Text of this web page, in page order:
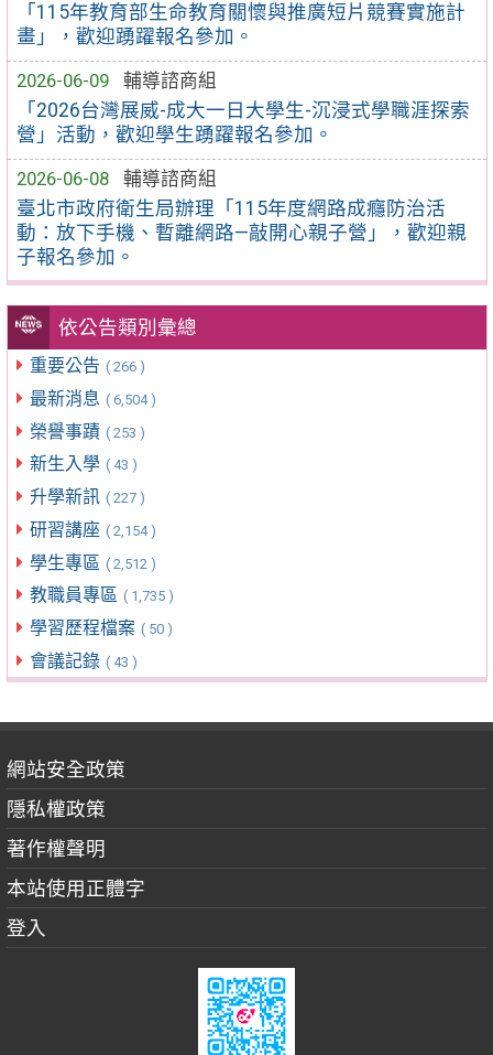
「115年教育部生命教育關懷與推廣短片競賽實施計
畫」，歡迎踴躍報名參加。
2026-06-09
輔導諮商組
「2026台灣展威-成大一日大學生-沉浸式學職涯探索
營」活動，歡迎學生踴躍報名參加。
2026-06-08
輔導諮商組
臺北市政府衛生局辦理「115年度網路成癮防治活
動：放下手機、暫離網路—敲開心親子營」，歡迎親
子報名參加。
依公告類別彙總
重要公告 ( 266 )
最新消息 ( 6,504 )
榮譽事蹟 ( 253 )
新生入學 ( 43 )
升學新訊 ( 227 )
研習講座 ( 2,154 )
學生專區 ( 2,512 )
教職員專區 ( 1,735 )
學習歷程檔案 ( 50 )
會議記錄 ( 43 )
網站安全政策
隱私權政策
著作權聲明
本站使用正體字
登入